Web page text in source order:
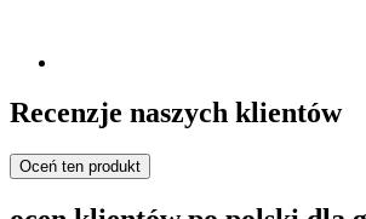
Recenzje naszych klientów
Oceń ten produkt